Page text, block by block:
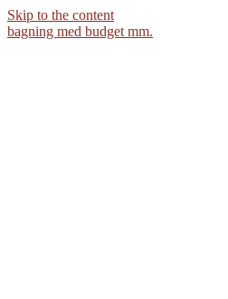
Skip to the content
bagning med budget mm.